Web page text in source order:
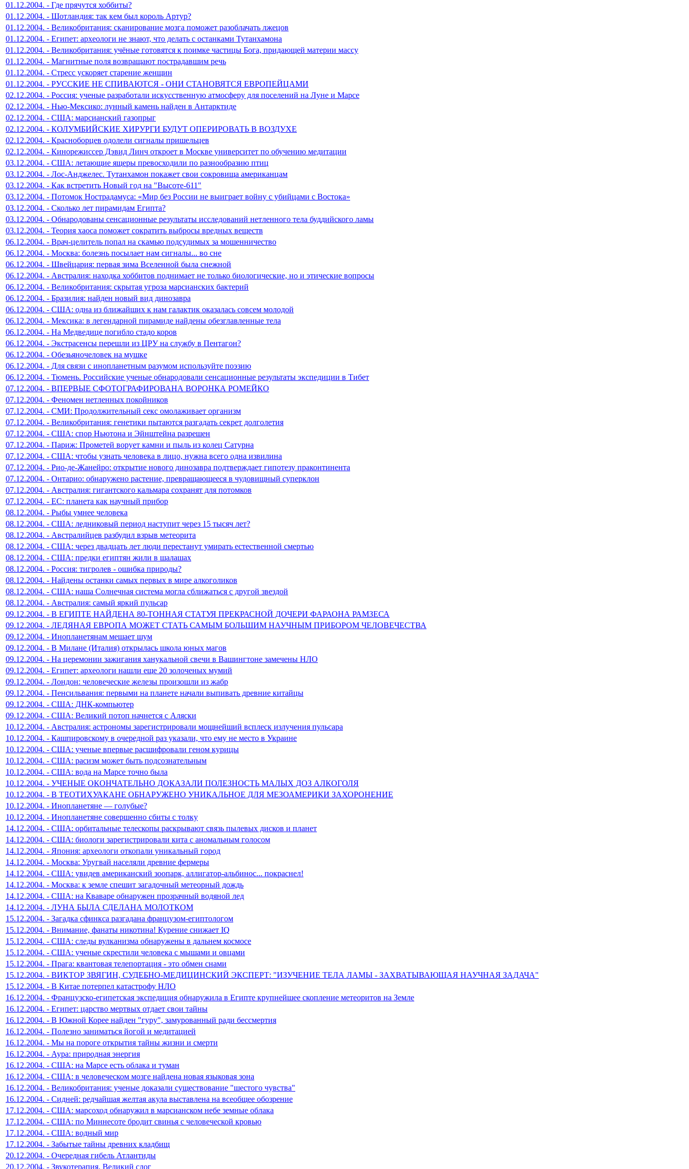
01.12.2004. - Где прячутся хоббиты?
01.12.2004. - Шотландия: так кем был король Артур?
01.12.2004. - Великобритания: сканирование мозга поможет разоблачать лжецов
01.12.2004. - Египет: археологи не знают, что делать с останками Тутанхамона
01.12.2004. - Великобритания: учёные готовятся к поимке частицы Бога, придающей материи массу
01.12.2004. - Магнитные поля возвращают пострадавшим речь
01.12.2004. - Стресс ускоряет старение женщин
01.12.2004. - РУССКИЕ НЕ СПИВАЮТСЯ - ОНИ СТАНОВЯТСЯ ЕВРОПЕЙЦАМИ
02.12.2004. - Россия: ученые разработали искусственную атмосферу для поселений на Луне и Марсе
02.12.2004. - Нью-Мексико: лунный камень найден в Антарктиде
02.12.2004. - США: марсианский газопрыг
02.12.2004. - КОЛУМБИЙСКИЕ ХИРУРГИ БУДУТ ОПЕРИРОВАТЬ В ВОЗДУХЕ
02.12.2004. - Красноборцев одолели сигналы пришельцев
02.12.2004. - Кинорежиссер Дэвид Линч откроет в Москве университет по обучению медитации
03.12.2004. - США: летающие ящеры превосходили по разнообразию птиц
03.12.2004. - Лос-Анджелес. Тутанхамон покажет свои сокровища американцам
03.12.2004. - Как встретить Новый год на "Высоте-611"
03.12.2004. - Потомок Нострадамуса: «Мир без России не выиграет войну с убийцами с Востока»
03.12.2004. - Сколько лет пирамидам Египта?
03.12.2004. - Обнародованы сенсационные результаты исследований нетленного тела буддийского ламы
03.12.2004. - Теория хаоса поможет сократить выбросы вредных веществ
06.12.2004. - Врач-целитель попал на скамью подсудимых за мошенничество
06.12.2004. - Москва: болезнь посылает нам сигналы... во сне
06.12.2004. - Швейцария: первая зима Вселенной была снежной
06.12.2004. - Австралия: находка хоббитов поднимает не только биологические, но и этические вопросы
06.12.2004. - Великобритания: скрытая угроза марсианских бактерий
06.12.2004. - Бразилия: найден новый вид динозавра
06.12.2004. - США: одна из ближайших к нам галактик оказалась совсем молодой
06.12.2004. - Мексика: в легендарной пирамиде найдены обезглавленные тела
06.12.2004. - На Медведице погибло стадо коров
06.12.2004. - Экстрасенсы перешли из ЦРУ на службу в Пентагон?
06.12.2004. - Обезьяночеловек на мушке
06.12.2004. - Для связи с инопланетным разумом используйте поэзию
06.12.2004. - Тюмень. Российские ученые обнародовали сенсационные результаты экспедиции в Тибет
07.12.2004. - ВПЕРВЫЕ СФОТОГРАФИРОВАНА ВОРОНКА РОМЕЙКО
07.12.2004. - Феномен нетленных покойников
07.12.2004. - СМИ: Продолжительный секс омолаживает организм
07.12.2004. - Великобритания: генетики пытаются разгадать секрет долголетия
07.12.2004. - США: спор Ньютона и Эйнштейна разрешен
07.12.2004. - Париж: Прометей ворует камни и пыль из колец Сатурна
07.12.2004. - США: чтобы узнать человека в лицо, нужна всего одна извилина
07.12.2004. - Рио-де-Жанейро: открытие нового динозавра подтверждает гипотезу праконтинента
07.12.2004. - Онтарио: обнаружено растение, превращающееся в чудовищный суперклон
07.12.2004. - Австралия: гигантского кальмара сохранят для потомков
07.12.2004. - ЕС: планета как научный прибор
08.12.2004. - Рыбы умнее человека
08.12.2004. - США: ледниковый период наступит через 15 тысяч лет?
08.12.2004. - Австралийцев разбудил взрыв метеорита
08.12.2004. - США: через двадцать лет люди перестанут умирать естественной смертью
08.12.2004. - США: предки египтян жили в шалашах
08.12.2004. - Россия: тигролев - ошибка природы?
08.12.2004. - Найдены останки самых первых в мире алкоголиков
08.12.2004. - США: наша Солнечная система могла сближаться с другой звездой
08.12.2004. - Австралия: самый яркий пульсар
09.12.2004. - В ЕГИПТЕ НАЙДЕНА 80-ТОННАЯ СТАТУЯ ПРЕКРАСНОЙ ДОЧЕРИ ФАРАОНА РАМЗЕСА
09.12.2004. - ЛЕДЯНАЯ ЕВРОПА МОЖЕТ СТАТЬ САМЫМ БОЛЬШИМ НАУЧНЫМ ПРИБОРОМ ЧЕЛОВЕЧЕСТВА
09.12.2004. - Инопланетянам мешает шум
09.12.2004. - В Милане (Италия) открылась школа юных магов
09.12.2004. - На церемонии зажигания ханукальной свечи в Вашингтоне замечены НЛО
09.12.2004. - Египет: археологи нашли еще 20 золоченых мумий
09.12.2004. - Лондон: человеческие железы произошли из жабр
09.12.2004. - Пенсильвания: первыми на планете начали выпивать древние китайцы
09.12.2004. - США: ДНК-компьютер
09.12.2004. - США: Великий потоп начнется с Аляски
10.12.2004. - Австралия: астрономы зарегистрировали мощнейший всплеск излучения пульсара
10.12.2004. - Кашпировскому в очередной раз указали, что ему не место в Украине
10.12.2004. - США: ученые впервые расшифровали геном курицы
10.12.2004. - США: расизм может быть подсознательным
10.12.2004. - США: вода на Марсе точно была
10.12.2004. - УЧЕНЫЕ ОКОНЧАТЕЛЬНО ДОКАЗАЛИ ПОЛЕЗНОСТЬ МАЛЫХ ДОЗ АЛКОГОЛЯ
10.12.2004. - В ТЕОТИХУАКАНЕ ОБНАРУЖЕНО УНИКАЛЬНОЕ ДЛЯ МЕЗОАМЕРИКИ ЗАХОРОНЕНИЕ
10.12.2004. - Инопланетяне — голубые?
10.12.2004. - Инопланетяне совершенно сбиты с толку
14.12.2004. - США: орбитальные телескопы раскрывают связь пылевых дисков и планет
14.12.2004. - США: биологи зарегистрировали кита с аномальным голосом
14.12.2004. - Япония: археологи откопали уникальный город
14.12.2004. - Москва: Уругвай населяли древние фермеры
14.12.2004. - США: увидев американский зоопарк, аллигатор-альбинос... покраснел!
14.12.2004. - Москва: к земле спешит загадочный метеорный дождь
14.12.2004. - США: на Кваваре обнаружен прозрачный водяной лед
14.12.2004. - ЛУНА БЫЛА СДЕЛАНА МОЛОТКОМ
15.12.2004. - Загадка сфинкса разгадана французом-египтологом
15.12.2004. - Внимание, фанаты никотина! Курение снижает IQ
15.12.2004. - США: следы вулканизма обнаружены в дальнем космосе
15.12.2004. - США: ученые скрестили человека с мышами и овцами
15.12.2004. - Прага: квантовая телепортация - это обмен снами
15.12.2004. - ВИКТОР ЗВЯГИН, СУДЕБНО-МЕДИЦИНСКИЙ ЭКСПЕРТ: "ИЗУЧЕНИЕ ТЕЛА ЛАМЫ - ЗАХВАТЫВАЮЩАЯ НАУЧНАЯ ЗАДАЧА"
15.12.2004. - В Китае потерпел катастрофу НЛО
16.12.2004. - Французско-египетская экспедиция обнаружила в Египте крупнейшее скопление метеоритов на Земле
16.12.2004. - Египет: царство мертвых отдает свои тайны
16.12.2004. - В Южной Корее найден "гуру", замурованный ради бессмертия
16.12.2004. - Полезно заниматься йогой и медитацией
16.12.2004. - Мы на пороге открытия тайны жизни и смерти
16.12.2004. - Аура: природная энергия
16.12.2004. - США: на Марсе есть облака и туман
16.12.2004. - США: в человеческом мозге найдена новая языковая зона
16.12.2004. - Великобритания: ученые доказали существование "шестого чувства"
16.12.2004. - Сидней: редчайшая желтая акула выставлена на всеобщее обозрение
17.12.2004. - США: марсоход обнаружил в марсианском небе земные облака
17.12.2004. - США: по Миннесоте бродит свинья с человеческой кровью
17.12.2004. - США: водный мир
17.12.2004. - Забытые тайны древних кладбищ
20.12.2004. - Очередная гибель Атлантиды
20.12.2004. - Звукотерапия. Великий слог